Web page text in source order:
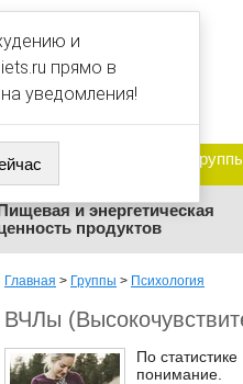
Дневники
и энергетическая
продуктов
Главная > Группы > Психология
ВЧЛы
По
понимание.
и
прямо в
уведомления!